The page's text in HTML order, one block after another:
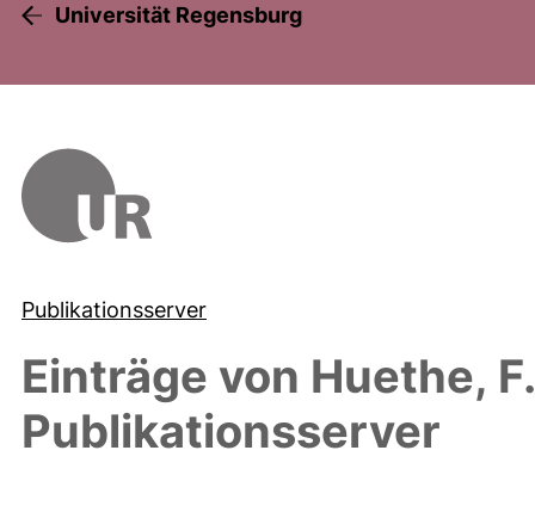
Universität Regensburg
Publikationsserver
Einträge von Huethe, F.
Publikationsserver